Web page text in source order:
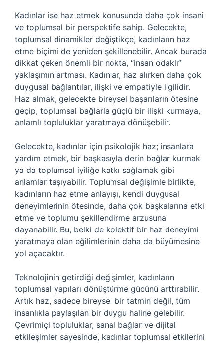
Kadınlar ise haz etmek konusunda daha çok insani
ve toplumsal bir perspektife sahip. Gelecekte,
toplumsal dinamikler değiştikçe, kadınların haz
etme biçimi de yeniden şekillenebilir. Ancak burada
dikkat çeken önemli bir nokta, “insan odaklı”
yaklaşımın artması. Kadınlar, haz alırken daha çok
duygusal bağlantılar, ilişki ve empatiyle ilgilidir.
Haz almak, gelecekte bireysel başarıların ötesine
geçip, toplumsal bağlarla güçlü bir ilişki kurmaya,
anlamlı topluluklar yaratmaya dönüşebilir.
Gelecekte, kadınlar için psikolojik haz; insanlara
yardım etmek, bir başkasıyla derin bağlar kurmak
ya da toplumsal iyiliğe katkı sağlamak gibi
anlamlar taşıyabilir. Toplumsal değişimle birlikte,
kadınların haz etme anlayışı, kendi duygusal
deneyimlerinin ötesinde, daha çok başkalarına etki
etme ve toplumu şekillendirme arzusuna
dayanabilir. Bu, belki de kolektif bir haz deneyimi
yaratmaya olan eğilimlerinin daha da büyümesine
yol açacaktır.
Teknolojinin getirdiği değişimler, kadınların
toplumsal yapıları dönüştürme gücünü arttırabilir.
Artık haz, sadece bireysel bir tatmin değil, tüm
insanlıkla paylaşılan bir duygu haline gelebilir.
Çevrimiçi topluluklar, sanal bağlar ve dijital
etkileşimler sayesinde, kadınlar toplumsal etkilerini